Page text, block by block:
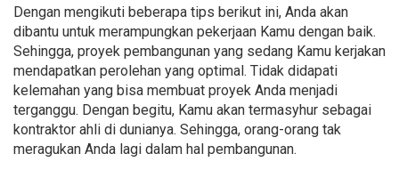
Dengan mengikuti beberapa tips berikut ini, Anda akan
dibantu untuk merampungkan pekerjaan Kamu dengan baik.
Sehingga, proyek pembangunan yang sedang Kamu kerjakan
mendapatkan perolehan yang optimal. Tidak didapati
kelemahan yang bisa membuat proyek Anda menjadi
terganggu. Dengan begitu, Kamu akan termasyhur sebagai
kontraktor ahli di dunianya. Sehingga, orang-orang tak
meragukan Anda lagi dalam hal pembangunan.